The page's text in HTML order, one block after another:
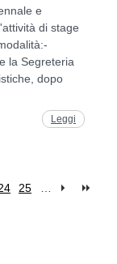
e
di stage
la Segreteria
dopo
Leggi
25